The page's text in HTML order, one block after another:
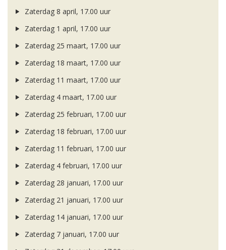
Zaterdag 8 april, 17.00 uur
Zaterdag 1 april, 17.00 uur
Zaterdag 25 maart, 17.00 uur
Zaterdag 18 maart, 17.00 uur
Zaterdag 11 maart, 17.00 uur
Zaterdag 4 maart, 17.00 uur
Zaterdag 25 februari, 17.00 uur
Zaterdag 18 februari, 17.00 uur
Zaterdag 11 februari, 17.00 uur
Zaterdag 4 februari, 17.00 uur
Zaterdag 28 januari, 17.00 uur
Zaterdag 21 januari, 17.00 uur
Zaterdag 14 januari, 17.00 uur
Zaterdag 7 januari, 17.00 uur